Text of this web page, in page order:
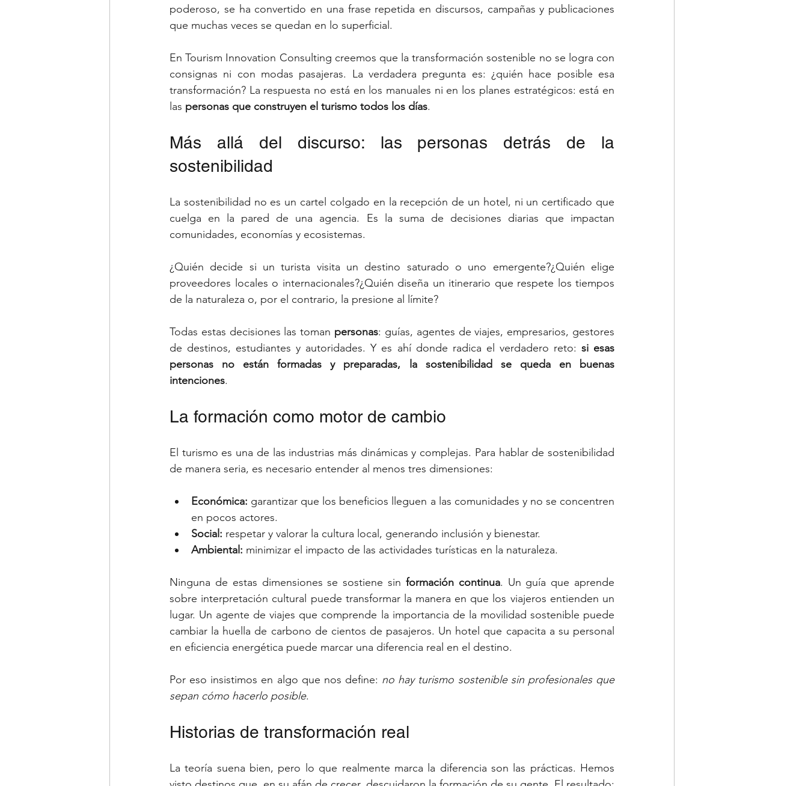
poderoso, se ha convertido en una frase repetida en discursos, campañas y publicaciones
que muchas veces se quedan en lo superficial.
En Tourism Innovation Consulting creemos que la transformación sostenible no se logra con
consignas ni con modas pasajeras. La verdadera pregunta es: ¿quién hace posible esa
transformación? La respuesta no está en los manuales ni en los planes estratégicos: está en
las personas que construyen el turismo todos los días.
Más allá del discurso: las personas detrás de la
sostenibilidad
La sostenibilidad no es un cartel colgado en la recepción de un hotel, ni un certificado que
cuelga en la pared de una agencia. Es la suma de decisiones diarias que impactan
comunidades, economías y ecosistemas.
¿Quién decide si un turista visita un destino saturado o uno emergente?¿Quién elige
proveedores locales o internacionales?¿Quién diseña un itinerario que respete los tiempos
de la naturaleza o, por el contrario, la presione al límite?
Todas estas decisiones las toman personas: guías, agentes de viajes, empresarios, gestores
de destinos, estudiantes y autoridades. Y es ahí donde radica el verdadero reto: si esas
personas no están formadas y preparadas, la sostenibilidad se queda en buenas
intenciones.
La formación como motor de cambio
El turismo es una de las industrias más dinámicas y complejas. Para hablar de sostenibilidad
de manera seria, es necesario entender al menos tres dimensiones:
Económica: garantizar que los beneficios lleguen a las comunidades y no se concentren
en pocos actores.
Social: respetar y valorar la cultura local, generando inclusión y bienestar.
Ambiental: minimizar el impacto de las actividades turísticas en la naturaleza.
Ninguna de estas dimensiones se sostiene sin formación continua. Un guía que aprende
sobre interpretación cultural puede transformar la manera en que los viajeros entienden un
lugar. Un agente de viajes que comprende la importancia de la movilidad sostenible puede
cambiar la huella de carbono de cientos de pasajeros. Un hotel que capacita a su personal
en eficiencia energética puede marcar una diferencia real en el destino.
Por eso insistimos en algo que nos define: no hay turismo sostenible sin profesionales que
sepan cómo hacerlo posible.
Historias de transformación real
La teoría suena bien, pero lo que realmente marca la diferencia son las prácticas. Hemos